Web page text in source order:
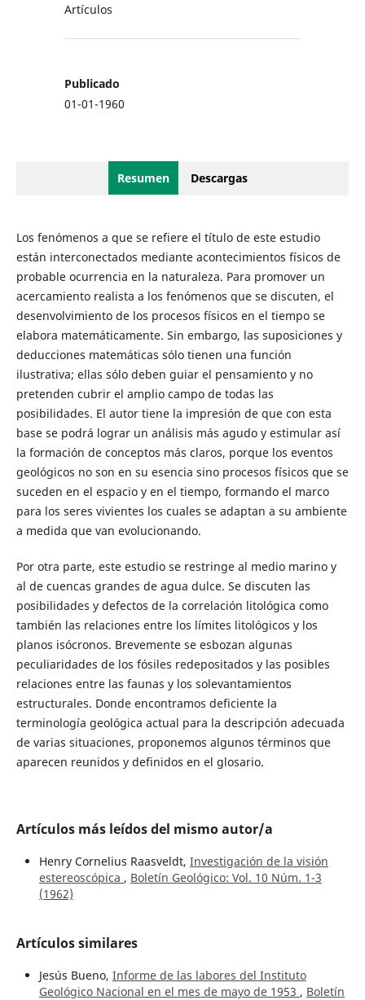
Artículos
Publicado
01-01-1960
Resumen Descargas
Los fenómenos a que se refiere el título de este estudio
están interconectados mediante acontecimientos físicos de
probable ocurrencia en la naturaleza. Para promover un
acercamiento realista a los fenómenos que se discuten, el
desenvolvimiento de los procesos físicos en el tiempo se
elabora matemáticamente. Sin embargo, las suposiciones y
deducciones matemáticas sólo tienen una función
ilustrativa; ellas sólo deben guiar el pensamiento y no
pretenden cubrir el amplio campo de todas las
posibilidades. El autor tiene la impresión de que con esta
base se podrá lograr un análisis más agudo y estimular así
la formación de conceptos más claros, porque los eventos
geológicos no son en su esencia sino procesos físicos que se
suceden en el espacio y en el tiempo, formando el marco
para los seres vivientes los cuales se adaptan a su ambiente
a medida que van evolucionando.
Por otra parte, este estudio se restringe al medio marino y
al de cuencas grandes de agua dulce. Se discuten las
posibilidades y defectos de la correlación litológica como
también las relaciones entre los límites litológicos y los
planos isócronos. Brevemente se esbozan algunas
peculiaridades de los fósiles redepositados y las posibles
relaciones entre las faunas y los solevantamientos
estructurales. Donde encontramos deficiente la
terminología geológica actual para la descripción adecuada
de varias situaciones, proponemos algunos términos que
aparecen reunidos y definidos en el glosario.
Artículos más leídos del mismo autor/a
Henry Cornelius Raasveldt, Investigación de la visión
estereoscópica , Boletín Geológico: Vol. 10 Núm. 1-3
(1962)
Artículos similares
Jesús Bueno, Informe de las labores del Instituto
Geológico Nacional en el mes de mayo de 1953 , Boletín